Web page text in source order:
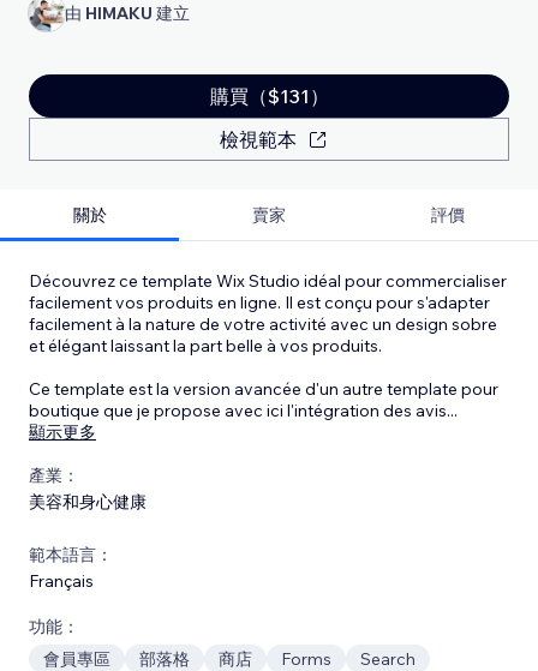
由 HIMAKU 建立
購買（$131）
檢視範本
關於 賣家 評價
Découvrez ce template Wix Studio idéal pour commercialiser
facilement vos produits en ligne. Il est conçu pour s'adapter
facilement à la nature de votre activité avec un design sobre
et élégant laissant la part belle à vos produits.
Ce template est la version avancée d'un autre template pour
boutique que je propose avec ici l'intégration des avis...
顯示更多
產業：
美容和身心健康
範本語言：
Français
功能：
會員專區
部落格 商店 Forms Search